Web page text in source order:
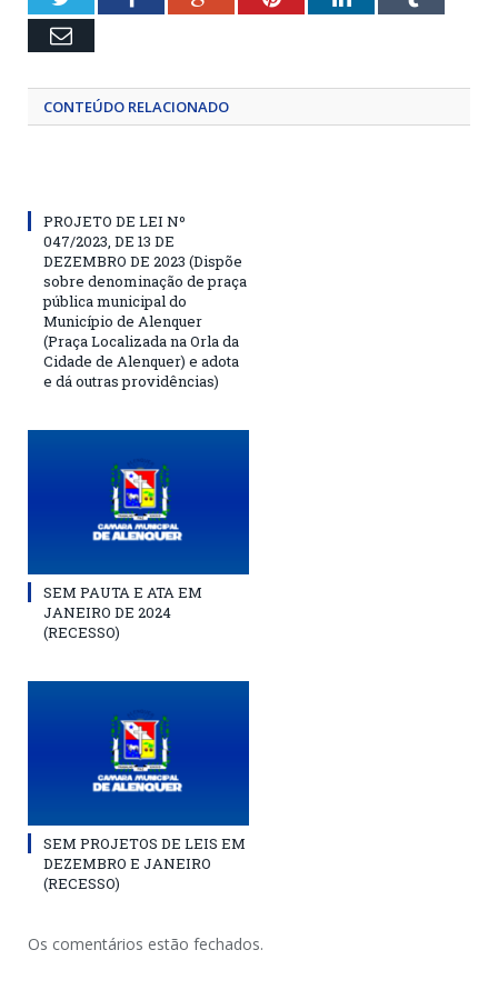
Email
CONTEÚDO RELACIONADO
PROJETO DE LEI Nº
047/2023, DE 13 DE
DEZEMBRO DE 2023 (Dispõe
sobre denominação de praça
pública municipal do
Município de Alenquer
(Praça Localizada na Orla da
Cidade de Alenquer) e adota
e dá outras providências)
SEM PAUTA E ATA EM
JANEIRO DE 2024
(RECESSO)
SEM PROJETOS DE LEIS EM
DEZEMBRO E JANEIRO
(RECESSO)
Os comentários estão fechados.